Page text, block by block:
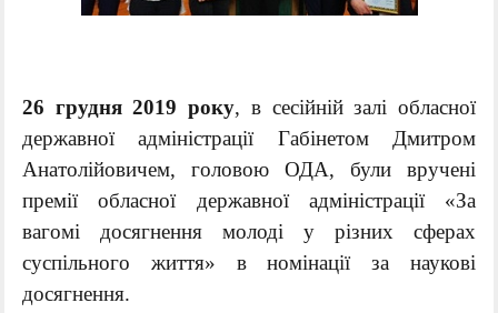
26 грудня 2019 року, в сесійній залі обласної
державної адміністрації Габінетом Дмитром
Анатолійовичем, головою ОДА, були вручені
премії обласної державної адміністрації «За
вагомі досягнення молоді у різних сферах
суспільного життя» в номінації за наукові
досягнення.